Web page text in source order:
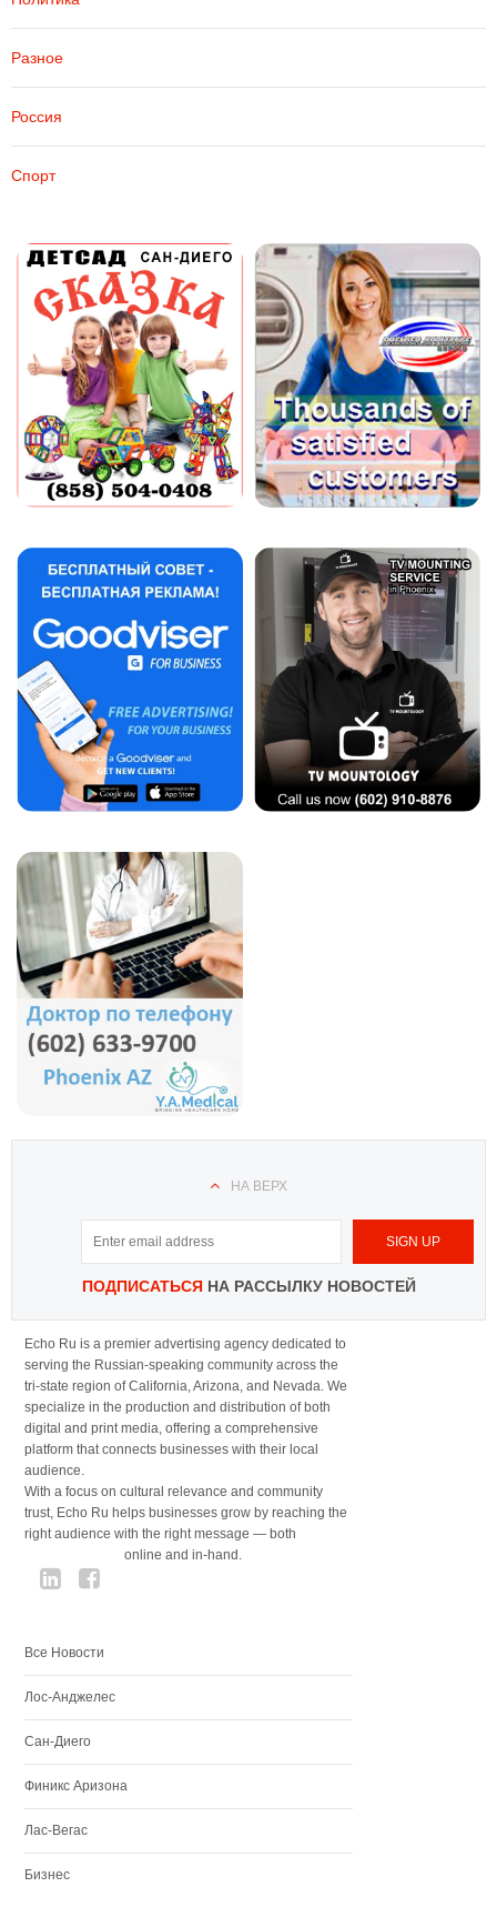
Разное
Россия
Спорт
НА ВЕРХ
ПОДПИСАТЬСЯНА РАССЫЛКУ НОВОСТЕЙ
Echo Ru is a premier advertising agency dedicated to
serving the Russian-speaking community across the
tri-state region of California, Arizona, and Nevada. We
specialize in the production and distribution of both
digital and print media, offering a comprehensive
platform that connects businesses with their local
audience.
With a focus on cultural relevance and community
trust, Echo Ru helps businesses grow by reaching the
right audience with the right message — both
online and in-hand.
Все Новости
Лос-Анджелес
Сан-Диего
Финикс Аризона
Лас-Вегас
Бизнес